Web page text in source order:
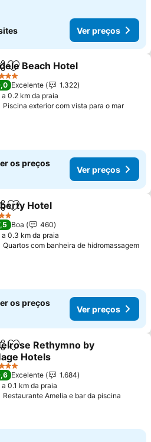
Ver preços
Adicionar aos favoritos
Beach Hotel
Excelente
1.322
a 0.2 km da praia
Piscina exterior com vista para o marVer
os preços
Ver preços
Adicionar aos favoritos
Hotel
Boa
460
a 0.3 km da praia
Quartos com banheira de hidromassagem
os preços
Ver preços
Adicionar aos favoritos
Rethymno by
Hotels
preços
Excelente
1.684
a 0.1 km da praia
Restaurante Amelia e bar da piscina